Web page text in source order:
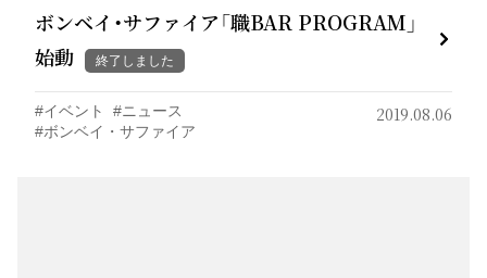
ボンベイ・サファイア「職BAR PROGRAM」
始動
終了しました
イベント
ニュース
ボンベイ・サファイア
2019.08.06